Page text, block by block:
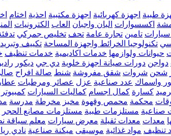
طبية اجهزة كهربائية اجهزة مكتبية احذية اختام
اكسسوارات البان واجبان العاب الكترونيات
سيارات تامين تجارة عامة تحف تخليص جمركي
تكنولوجيا الخرائط واجهزة المساحة تكييف وتبريد
حيوانات ولوازمها خدمات اكاديمية خدمات تنظيف
دواجن دورات صيانة اجهزة خلوية دي جي ديكور
شحن شروات شقق مفروشة شنط صالة افراح
واسماك عدد صناعية عزل عصائر ومرطبات
كسارة كمال اجسام كماليات السيارات كمبيوتر
محكمة محمص وقهوة مخبز مخرطة مدرسة
صناعية مستلزمات طبية مستلزمات مصانع الحجر
معدات معدات ثقيلة معرض سيارات معلم سياقة
تنظيف مواد غذائية موسيقى ميكنة صناعية نادي